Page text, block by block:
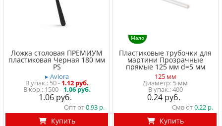
Ложка столовая ПРЕМИУМ
пластиковая Черная 180 мм
PS
▸ Aviora
50- 1.12 руб.
1500 - 1.06 руб.
1.06
Опт от0.93
Купить
Мало
Пластиковые трубочки для
мартини Прозрачные
прямые 125 мм d=5 мм
125 мм
Диаметр: 5 мм
400
0.24
Смв от0.22
Купить